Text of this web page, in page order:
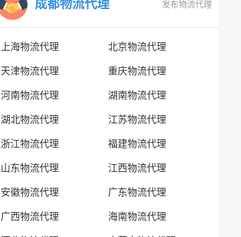
成都物流代理 发布物流代理
上海物流代理 北京物流代理
天津物流代理 重庆物流代理
河南物流代理 湖南物流代理
湖北物流代理 江苏物流代理
浙江物流代理 福建物流代理
山东物流代理 江西物流代理
安徽物流代理 广东物流代理
广西物流代理 海南物流代理